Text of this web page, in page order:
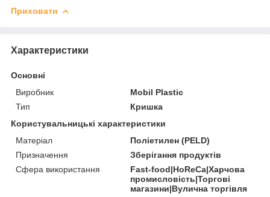
Приховати
Характеристики
Основні
Виробник
Mobil Plastic
Тип
Кришка
Користувальницькі характеристики
Матеріал
Поліетилен (PELD)
Призначення
Зберігання продуктів
Сфера використання
Fast-food|HoReCa|Харчова
промисловість|Торгові
магазини|Вулична торгівля